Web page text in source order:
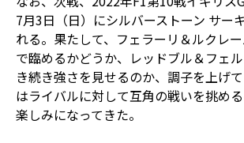
7月3日（日）にシルバーストーン サー
れる。果たして、フェラーリ＆ルクレ
で臨めるかどうか、レッドブル＆フェ
き続き強さを見せるのか、調子を上げ
はライバルに対して互角の戦いを挑め
楽しみになってきた。